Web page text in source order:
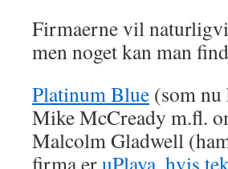
Firmaerne vil
men noget kan man
Platinum Blue (som
Mike McCready m.fl.
Malcolm Gladwell
firma eruPlaya, hvis